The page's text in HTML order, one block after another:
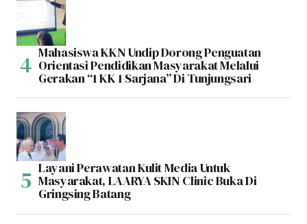
Mahasiswa KKN Undip Dorong Penguatan
Orientasi Pendidikan Masyarakat Melalui
Gerakan “1 KK 1 Sarjana” Di Tunjungsari
Layani Perawatan Kulit Media Untuk
Masyarakat, LAARYA SKIN Clinic Buka Di
Gringsing Batang